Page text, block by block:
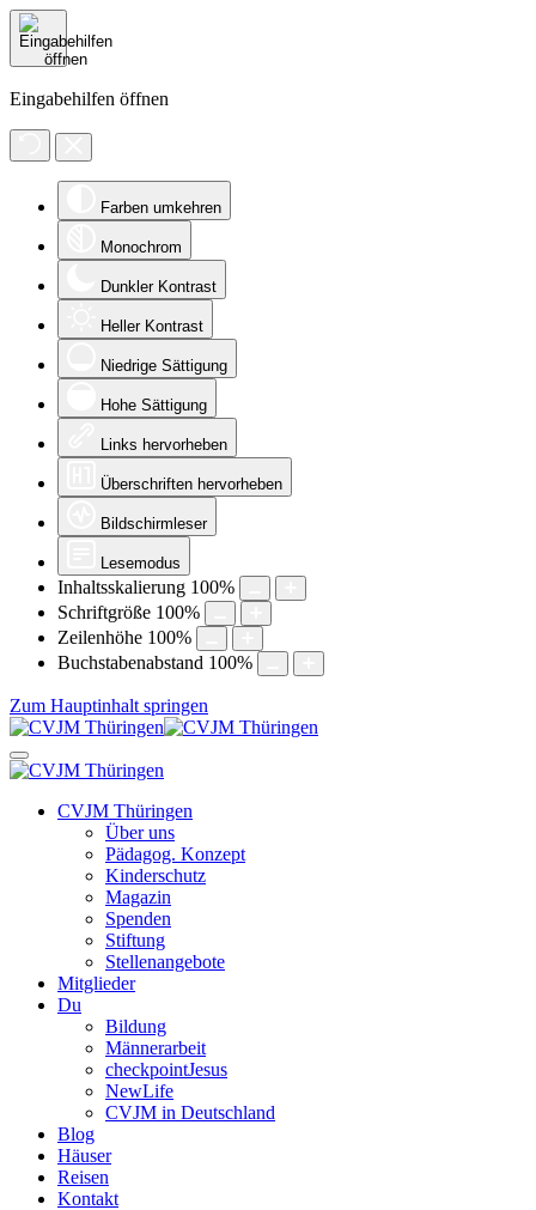
Eingabehilfen öffnen
Farben umkehren
Monochrom
Dunkler Kontrast
Heller Kontrast
Niedrige Sättigung
Hohe Sättigung
Links hervorheben
Überschriften hervorheben
Bildschirmleser
Lesemodus
Inhaltsskalierung 100%
Schriftgröße 100%
Zeilenhöhe 100%
Buchstabenabstand 100%
Zum Hauptinhalt springen
CVJM Thüringen
Über uns
Pädagog. Konzept
Kinderschutz
Magazin
Spenden
Stiftung
Stellenangebote
Mitglieder
Du
Bildung
Männerarbeit
checkpointJesus
NewLife
CVJM in Deutschland
Blog
Häuser
Reisen
Kontakt